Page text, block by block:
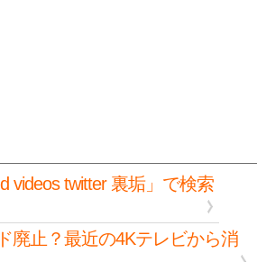
videos twitter 裏垢」で検索
廃止？最近の4Kテレビから消